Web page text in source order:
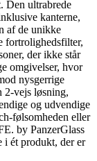
Den ultrabrede
kanterne,
af de unikke
fortrolighedsfilter,
der ikke står
omgivelser, hvor
nysgerrige
2-vejs løsning,
og udvendige
følsomheden eller
by PanzerGlass
i ét produkt, der er